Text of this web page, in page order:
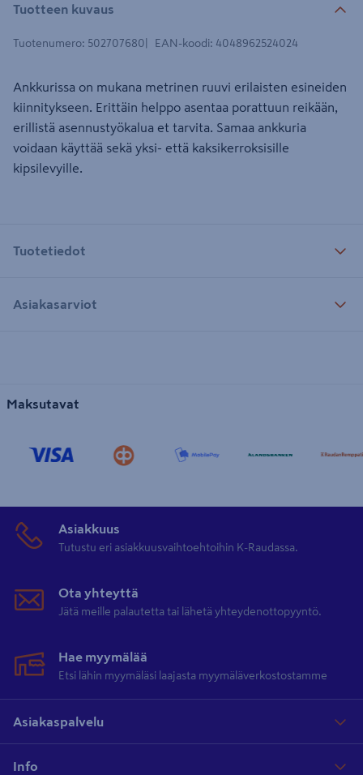
Tuotteen kuvaus
Tuotenumero: 502707680 EAN-koodi: 4048962524024
Ankkurissa on mukana metrinen ruuvi erilaisten esineiden
kiinnitykseen. Erittäin helppo asentaa porattuun reikään,
erillistä asennustyökalua et tarvita. Samaa ankkuria
voidaan käyttää sekä yksi- että kaksikerroksisille
kipsilevyille.
Tuotetiedot
Asiakasarviot
Maksutavat
Asiakkuus
Tutustu eri asiakkuusvaihtoehtoihin K-Raudassa.
Ota yhteyttä
Jätä meille palautetta tai lähetä yhteydenottopyyntö.
Hae myymälää
Etsi lähin myymäläsi laajasta myymäläverkostostamme
Asiakaspalvelu
Info